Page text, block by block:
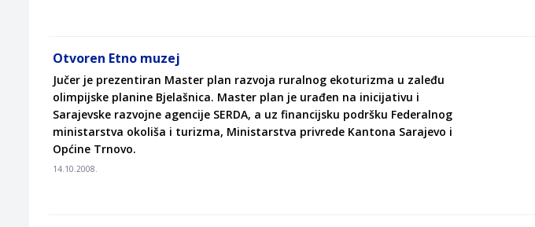
Otvoren Etno muzej
Jučer je prezentiran Master plan razvoja ruralnog ekoturizma u zaleđu
olimpijske planine Bjelašnica. Master plan je urađen na inicijativu i
Sarajevske razvojne agencije SERDA, a uz financijsku podršku Federalnog
ministarstva okoliša i turizma, Ministarstva privrede Kantona Sarajevo i
Općine Trnovo.
14.10.2008.